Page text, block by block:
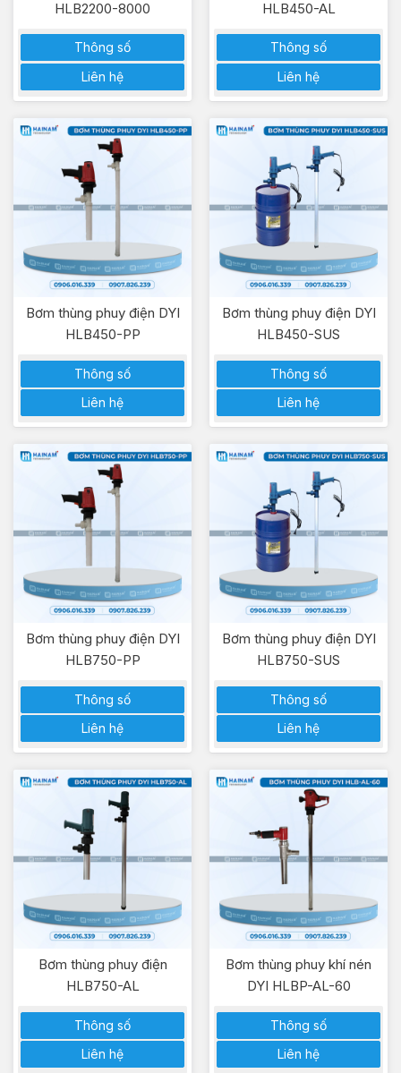
HLB2200-8000
Thông số
Liên hệ
HLB450-AL
Thông số
Liên hệ
Bơm thùng phuy điện DYI
HLB450-PP
Thông số
Liên hệ
Bơm thùng phuy điện DYI
HLB450-SUS
Thông số
Liên hệ
Bơm thùng phuy điện DYI
HLB750-PP
Thông số
Liên hệ
Bơm thùng phuy điện DYI
HLB750-SUS
Thông số
Liên hệ
Bơm thùng phuy điện
HLB750-AL
Thông số
Liên hệ
Bơm thùng phuy khí nén
DYI HLBP-AL-60
Thông số
Liên hệ